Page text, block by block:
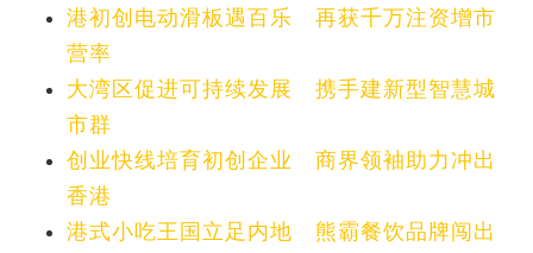
港初创电动滑板遇百乐 再获千万注资增市
营率
大湾区促进可持续发展 携手建新型智慧城
市群
创业快线培育初创企业 商界领袖助力冲出
香港
港式小吃王国立足内地 熊霸餐饮品牌闯出